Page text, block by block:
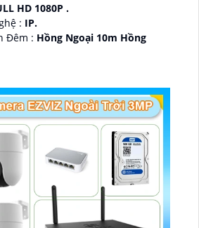
HD 1080P .
🕉️ Tích hợp công nghệ : IP.
❂ Khoảng Cách Ban Đêm : Hồng Ngoại 10m Hồng